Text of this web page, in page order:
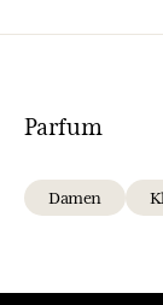
Parfum
Damen